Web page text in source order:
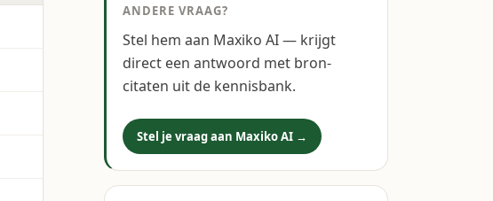
ANDERE VRAAG?
Stel hem aan Maxiko AI — krijgt
direct een antwoord met bron-
citaten uit de kennisbank.
Stel je vraag aan Maxiko AI →